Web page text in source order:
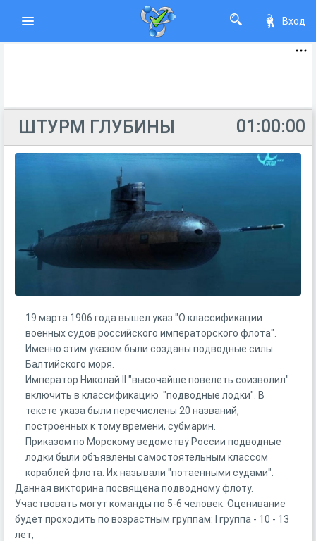
Вход
01:00:00
ШТУРМ ГЛУБИНЫ
19 марта 1906 года вышел указ "О классификации
военных судов российского императорского флота".
Именно этим указом были созданы подводные силы
Балтийского моря.
Император Николай II "высочайше повелеть соизволил"
включить в классификацию "подводные лодки". В
тексте указа были перечислены 20 названий,
построенных к тому времени, субмарин.
Приказом по Морскому ведомству России подводные
лодки были объявлены самостоятельным классом
кораблей флота. Их называли "потаенными судами".
Данная викторина посвящена подводному флоту.
Участвовать могут команды по 5-6 человек. Оценивание
будет проходить по возрастным группам: I группа - 10 - 13
лет,